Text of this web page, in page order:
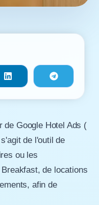
de Google Hotel Ads (
de l'outil de
ou les
de locations
afin de